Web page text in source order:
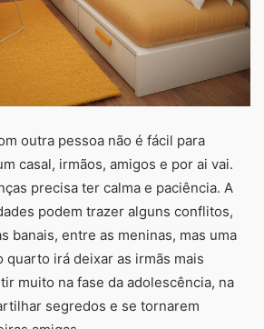
outra pessoa não é fácil para
casal, irmãos, amigos e por ai vai.
precisa ter calma e paciência. A
podem trazer alguns conflitos,
banais, entre as meninas, mas uma
quarto irá deixar as irmãs mais
muito na fase da adolescência, na
segredos e se tornarem